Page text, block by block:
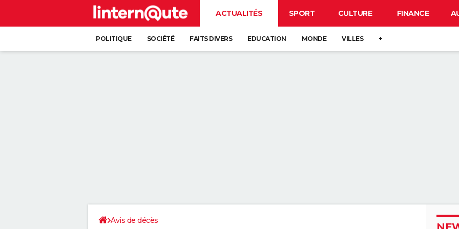
ACTUALITÉS SPORT CULTURE FINANCE
POLITIQUE SOCIÉTÉ FAITS DIVERS EDUCATION MONDE VILLES +
Avis de décès